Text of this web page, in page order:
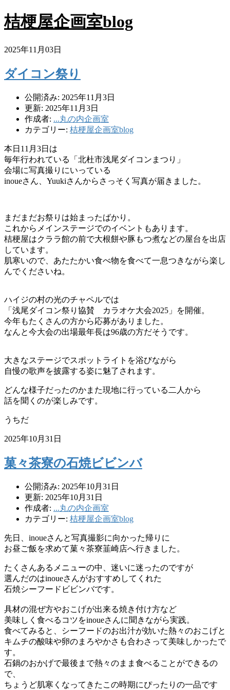
桔梗屋企画室blog
2025年11月03日
ダイコン祭り
公開済み: 2025年11月3日
更新: 2025年11月3日
作成者: ...丸の内企画室
カテゴリー: 桔梗屋企画室blog
本日11月3日は
毎年行われている「北杜市浅尾ダイコンまつり」
会場に写真撮りにいっている
inoueさん、Yuukiさんからさっそく写真が届きました。
まだまだお祭りは始まったばかり。
これからメインステージでのイベントもあります。
桔梗屋はクララ館の前で大根餅や豚もつ煮などの屋台を出店
しています。
肌寒いので、あたたかい食べ物を食べて一息つきながら楽し
んでくださいね。
ハイジの村の光のチャペルでは
「浅尾ダイコン祭り協賛 カラオケ大会2025」を開催。
今年もたくさんの方から応募がありました。
なんと今大会の出場最年長は96歳の方だそうです。
大きなステージでスポットライトを浴びながら
自慢の歌声を披露する姿に魅了されます。
どんな様子だったのかまた現地に行っている二人から
話を聞くのが楽しみです。
うちだ
2025年10月31日
菓々茶寮の石焼ビビンバ
公開済み: 2025年10月31日
更新: 2025年10月31日
作成者: ...丸の内企画室
カテゴリー: 桔梗屋企画室blog
先日、inoueさんと写真撮影に向かった帰りに
お昼ご飯を求めて菓々茶寮韮崎店へ行きました。
たくさんあるメニューの中、迷いに迷ったのですが
選んだのはinoueさんがおすすめしてくれた
石焼シーフードビビンバです。
具材の混ぜ方やおこげが出来る焼き付け方など
美味しく食べるコツをinoueさんに聞きながら実践。
食べてみると、シーフードのお出汁が効いた熱々のおこげと
キムチの酸味や卵のまろやかさも合わさって美味しかったで
す。
石鍋のおかげで最後まで熱々のまま食べることができるの
で、
ちょうど肌寒くなってきたこの時期にぴったりの一品です